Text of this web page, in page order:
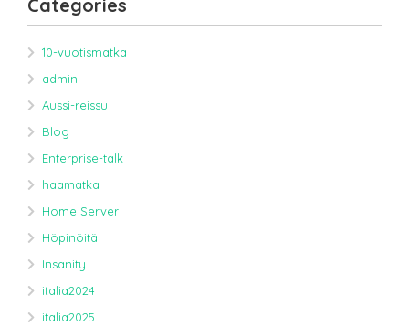
Categories
10-vuotismatka
admin
Aussi-reissu
Blog
Enterprise-talk
haamatka
Home Server
Höpinöitä
Insanity
italia2024
italia2025